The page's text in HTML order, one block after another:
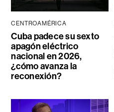
CENTROAMÉRICA
Cuba padece su sexto
apagón eléctrico
nacional en 2026,
¿cómo avanza la
reconexión?